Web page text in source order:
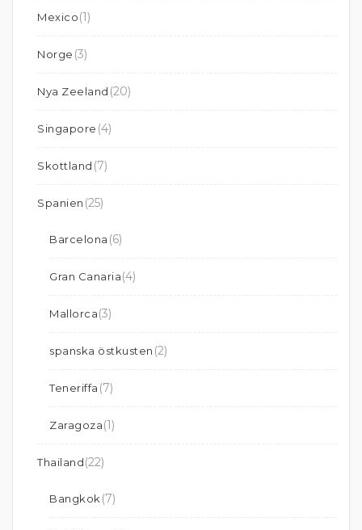
Mexico(1)
Norge (3)
Nya Zeeland (20)
Singapore (4)
Skottland (7)
Spanien (25)
Barcelona (6)
Gran Canaria(4)
Mallorca(3)
spanska östkusten (2)
Teneriffa (7)
Zaragoza(1)
Thailand(22)
Bangkok (7)